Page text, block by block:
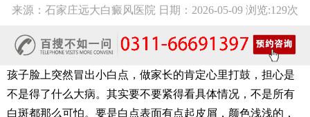
来源：石家庄远大白癜风医院 日期：2026-05-09 浏览:129次
孩子脸上突然冒出小白点，做家长的肯定心里打鼓，担心是
不是得了什么大病。其实要不要紧得看具体情况，不是所有
白斑都那么可怕。要是白点表面有点起皮屑，颜色浅浅的，